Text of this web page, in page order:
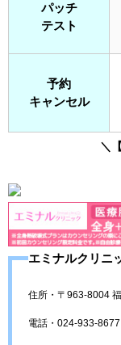
パッチ
テスト
予約
キャンセル
＼
エミナルクリニ
住所・〒963-8004
電話・024-933-8677